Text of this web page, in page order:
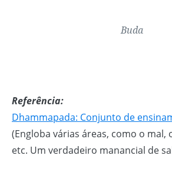
Buda
Referência:
Dhammapada: Conjunto de
(Engloba várias áreas, como o mal,
etc. Um verdadeiro manancial de